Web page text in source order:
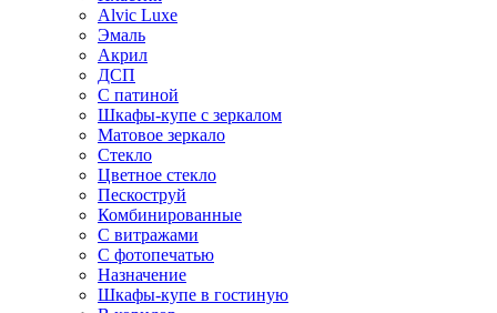
Alvic Luxe
Эмаль
Акрил
ДСП
С патиной
Шкафы-купе с зеркалом
Матовое зеркало
Стекло
Цветное стекло
Пескоструй
Комбинированные
С витражами
С фотопечатью
Назначение
Шкафы-купе в гостиную